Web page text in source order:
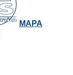
MAPA